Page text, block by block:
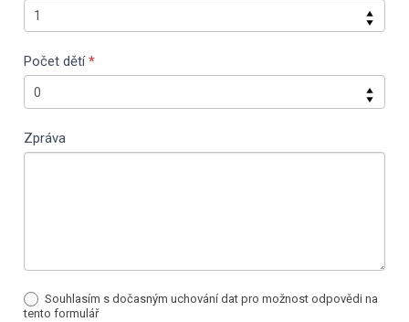
Počet dětí*
Zpráva
Souhlasím s dočasným uchování dat pro možnost odpovědi na
tento formulář